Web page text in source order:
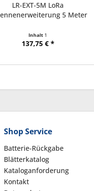
LR-EXT-5M LoRa
5 Meter
Inhalt 1
137,75 € *
Shop Service
Batterie-Rückgabe
Blätterkatalog
Kataloganforderung
Kontakt